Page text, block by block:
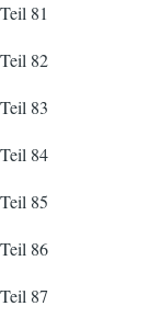
Teil 81
Teil 82
Teil 83
Teil 84
Teil 85
Teil 86
Teil 87